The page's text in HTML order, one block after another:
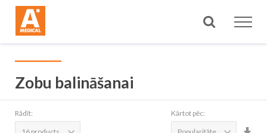
Meklēt
Zobu balināšanai
Rādīt: Kārtot pēc: